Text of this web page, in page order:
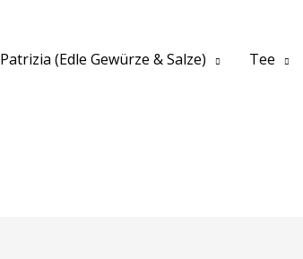
Patrizia (Edle Gewürze & Salze) Tee